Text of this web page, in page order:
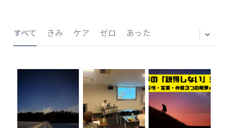
📸Who am I?（プロフィール）
🏙️社員が防ぐ不正と犯罪
🙌自傷・他害・パニックは防げますか？
🏫社会福祉法人ぐらんま
すべて きみ ケア ゼロ あった